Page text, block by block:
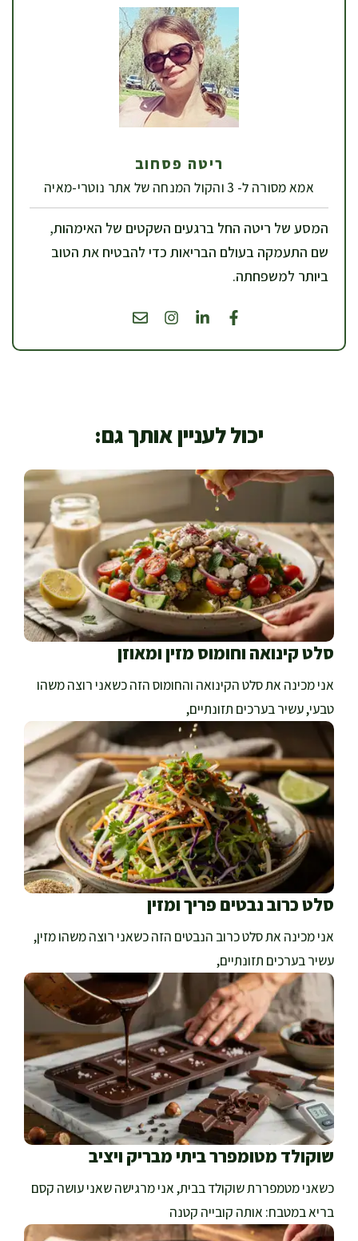
ריטה פסחוב
אמא מסורה ל- 3 והקול המנחה של אתר נוטרי-מאיה
המסע של ריטה החל ברגעים השקטים של האימהות,
שם התעמקה בעולם הבריאות כדי להבטיח את הטוב
ביותר למשפחתה.
יכול לעניין אותך גם:
סלט קינואה וחומוס מזין ומאוזן
אני מכינה את סלט הקינואה והחומוס הזה כשאני רוצה משהו
טבעי, עשיר בערכים תזונתיים,
סלט כרוב נבטים פריך ומזין
אני מכינה את סלט כרוב הנבטים הזה כשאני רוצה משהו מזין,
עשיר בערכים תזונתיים,
שוקולד מטומפרר ביתי מבריק ויציב
כשאני מטמפררת שוקולד בבית, אני מרגישה שאני עושה קסם
בריא במטבח: אותה קובייה קטנה